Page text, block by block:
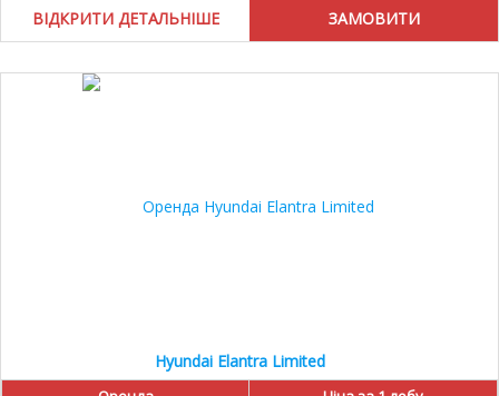
ВІДКРИТИ ДЕТАЛЬНІШЕ
Hyundai Elantra Limited